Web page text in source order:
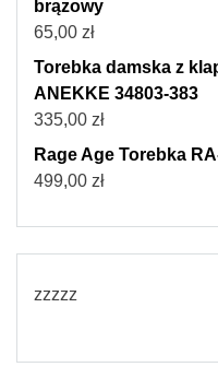
brązowy
65,00 zł
Torebka damska z
ANEKKE 34803-383
335,00 zł
Rage Age Torebka
499,00 zł
zzzzz